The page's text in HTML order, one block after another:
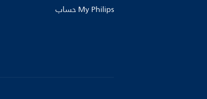
My Philips حساب